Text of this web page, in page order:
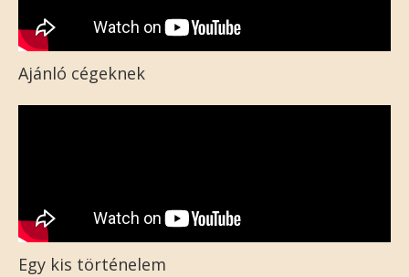
Ajánló cégeknek
Egy kis történelem